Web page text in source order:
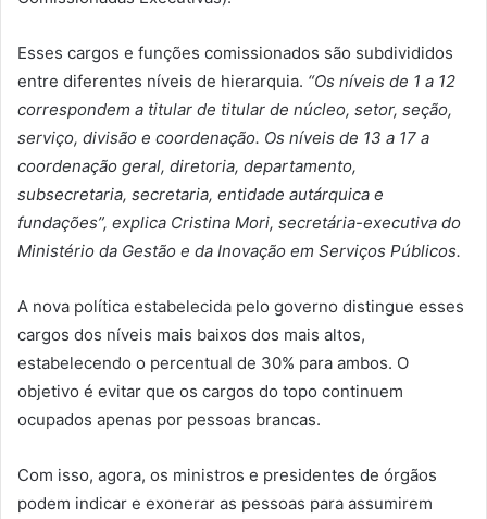
Esses cargos e funções comissionados são subdivididos
entre diferentes níveis de hierarquia. “Os níveis de 1 a 12
correspondem a titular de titular de núcleo, setor, seção,
serviço, divisão e coordenação. Os níveis de 13 a 17 a
coordenação geral, diretoria, departamento,
subsecretaria, secretaria, entidade autárquica e
fundações”, explica Cristina Mori, secretária-executiva do
Ministério da Gestão e da Inovação em Serviços Públicos.
A nova política estabelecida pelo governo distingue esses
cargos dos níveis mais baixos dos mais altos,
estabelecendo o percentual de 30% para ambos. O
objetivo é evitar que os cargos do topo continuem
ocupados apenas por pessoas brancas.
Com isso, agora, os ministros e presidentes de órgãos
podem indicar e exonerar as pessoas para assumirem